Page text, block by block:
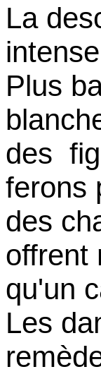
La
Plus
des
ferons
des
offrent
qu'un
Les